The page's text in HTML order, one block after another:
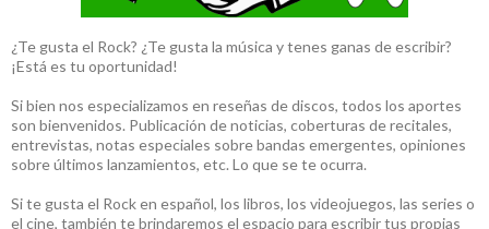
¿Te gusta el Rock? ¿Te gusta la música y tenes ganas de escribir?
¡Está es tu oportunidad!
Si bien nos especializamos en reseñas de discos, todos los aportes
son bienvenidos. Publicación de noticias, coberturas de recitales,
entrevistas, notas especiales sobre bandas emergentes, opiniones
sobre últimos lanzamientos, etc. Lo que se te ocurra.
Si te gusta el Rock en español, los libros, los videojuegos, las series o
el cine, también te brindaremos el espacio para escribir tus propias